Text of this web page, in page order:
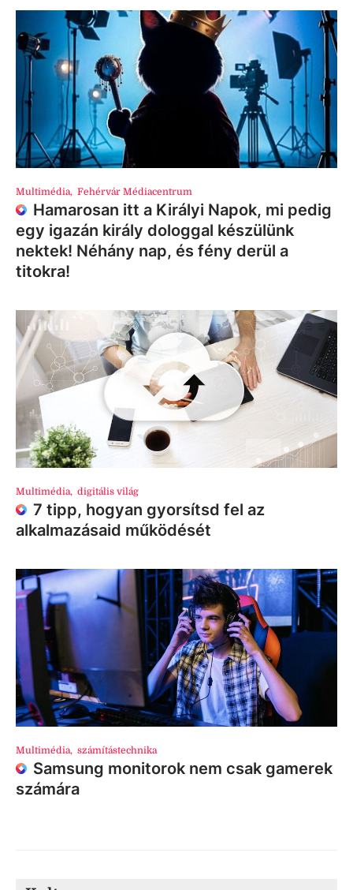
Multimédia, Fehérvár Médiacentrum
Hamarosan itt a Királyi Napok, mi pedig
egy igazán király dologgal készülünk
nektek! Néhány nap, és fény derül a
titokra!
Multimédia, digitális világ
7 tipp, hogyan gyorsítsd fel az
alkalmazásaid működését
Multimédia, számítástechnika
Samsung monitorok nem csak gamerek
számára